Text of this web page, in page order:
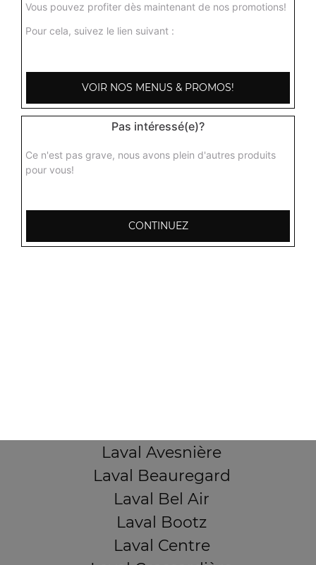
Champignons massala
tomate, gingembre, ail, poivre, coriandre
9.00 €
Laval Avesnière
Laval Beauregard
Laval Bel Air
Laval Bootz
Laval Centre
Vous pouvez profiter dès maintenant de nos promotions!
Pour cela, suivez le lien suivant :
VOIR NOS MENUS & PROMOS!
Pas intéressé(e)?
Ce n'est pas grave, nous avons plein d'autres produits
pour vous!
CONTINUEZ